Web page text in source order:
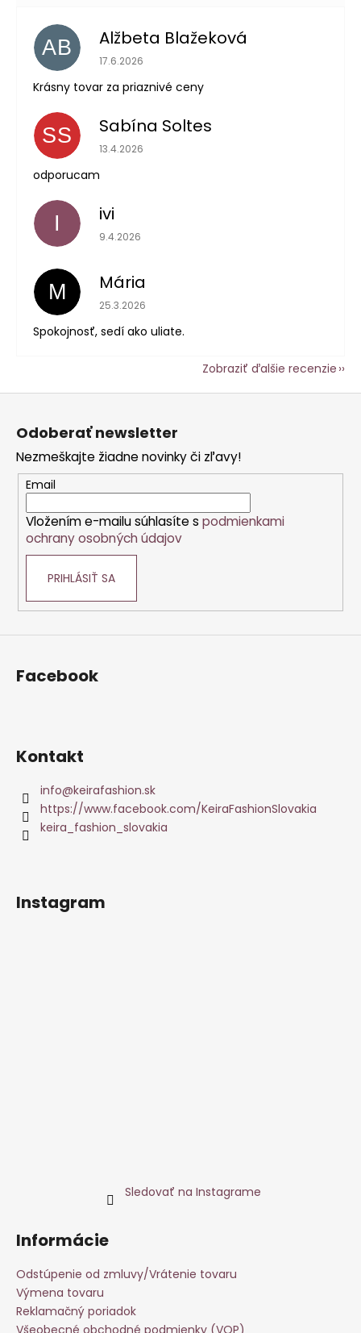
AB Alžbeta Blažeková
Hodnotenie obchodu je 5 z 5 hviezdičiek.
17.6.2026
Krásny tovar za priaznivé ceny
SS Sabína Soltes
Hodnotenie obchodu je 5 z 5 hviezdičiek.
13.4.2026
odporucam
I ivi
Hodnotenie obchodu je 5 z 5 hviezdičiek.
9.4.2026
M Mária
Hodnotenie obchodu je 5 z 5 hviezdičiek.
25.3.2026
Spokojnosť, sedí ako uliate.
Zobraziť ďalšie recenzie
Z
Odoberať newsletter
Nezmeškajte žiadne novinky či zľavy!
Email
Vložením e-mailu súhlasíte s podmienkami
ochrany osobných údajov
PRIHLÁSIŤ SA
Facebook
Kontakt
info@keirafashion.sk
https://www.facebook.com/KeiraFashionSlovakia
keira_fashion_slovakia
Instagram
Sledovať na Instagrame
Informácie
Odstúpenie od zmluvy/Vrátenie tovaru
Výmena tovaru
Reklamačný poriadok
Všeobecné obchodné podmienky (VOP)